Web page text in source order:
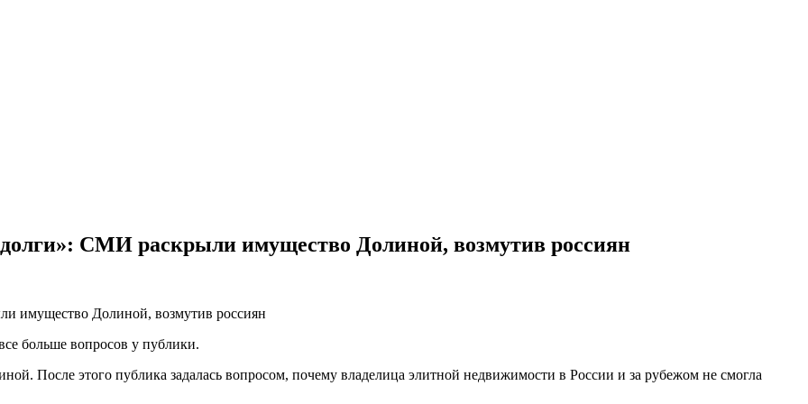
долги»: СМИ раскрыли имущество Долиной, возмутив россиян
больше вопросов у публики.
После этого публика задалась вопросом, почему владелица элитной недвижимости в России и за рубежом не смогла